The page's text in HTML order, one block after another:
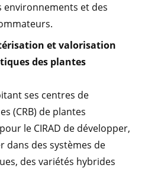
environnements et des
et valorisation
des plantes
ses centres de
(CRB) de plantes
le CIRAD de développer,
dans des systèmes de
des variétés hybrides